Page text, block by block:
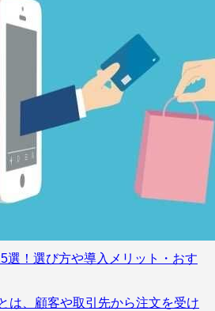
選！選び方や導入メリット・おす
は、顧客や取引先から注文を受け